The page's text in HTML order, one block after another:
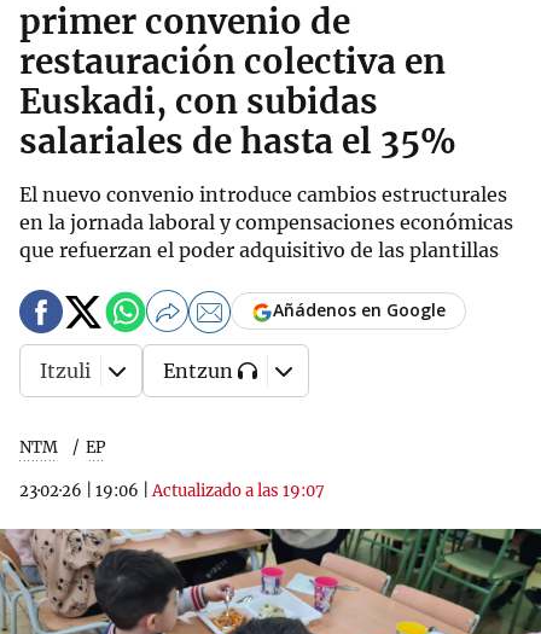
primer convenio de
restauración colectiva en
Euskadi, con subidas
salariales de hasta el 35%
El nuevo convenio introduce cambios estructurales
en la jornada laboral y compensaciones económicas
que refuerzan el poder adquisitivo de las plantillas
NTM EP
23·02·26 19:06 |Actualizado a las 19:07
Añádenos en Google
Itzuli Entzun